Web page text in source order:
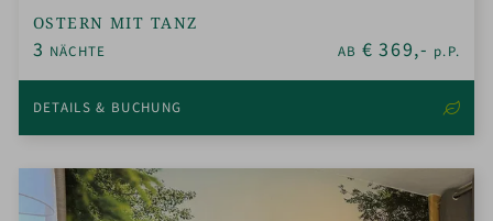
OSTERN MIT TANZ
3 NÄCHTE AB € 369,- p.P.
DETAILS & BUCHUNG